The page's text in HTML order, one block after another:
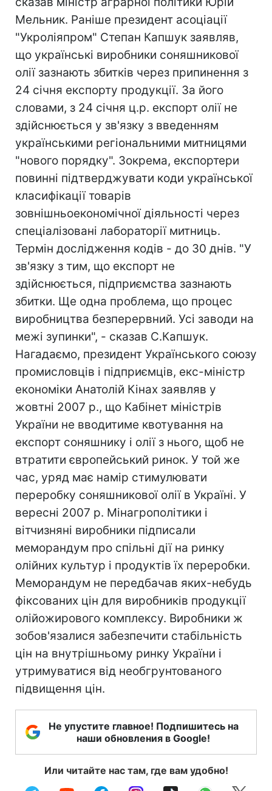
Мельник. Раніше президент асоціації
"Укроліяпром" Степан Капшук заявляв,
що українські виробники соняшникової
олії зазнають збитків через припинення з
24 січня експорту продукції. За його
словами, з 24 січня ц.р. експорт олії не
здійснюється у зв'язку з введенням
українськими регіональними митницями
"нового порядку". Зокрема, експортери
повинні підтверджувати коди української
класифікації товарів
зовнішньоекономічної діяльності через
спеціалізовані лабораторії митниць.
Термін дослідження кодів - до 30 днів. "У
зв'язку з тим, що експорт не
здійснюється, підприємства зазнають
збитки. Ще одна проблема, що процес
виробництва безперервний. Усі заводи на
межі зупинки", - сказав С.Капшук.
Нагадаємо, президент Українського союзу
промисловців і підприємців, екс-міністр
економіки Анатолій Кінах заявляв у
жовтні 2007 р., що Кабінет міністрів
України не вводитиме квотування на
експорт соняшнику і олії з нього, щоб не
втратити європейський ринок. У той же
час, уряд має намір стимулювати
переробку соняшникової олії в Україні. У
вересні 2007 р. Мінагрополітики і
вітчизняні виробники підписали
меморандум про спільні дії на ринку
олійних культур і продуктів їх переробки.
Меморандум не передбачав яких-небудь
фіксованих цін для виробників продукції
олійожирового комплексу. Виробники ж
зобов'язалися забезпечити стабільність
цін на внутрішньому ринку України і
утримуватися від необгрунтованого
підвищення цін.
Не упустите главное! Подпишитесь на
наши обновления в Google!
Или читайте нас там, где вам удобно!